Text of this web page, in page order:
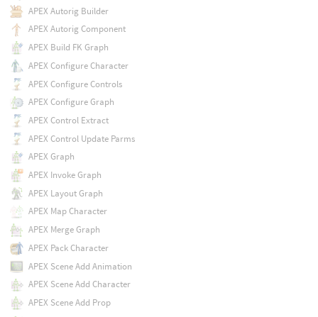
APEX Autorig Builder
APEX Autorig Component
APEX Build FK Graph
APEX Configure Character
APEX Configure Controls
APEX Configure Graph
APEX Control Extract
APEX Control Update Parms
APEX Graph
APEX Invoke Graph
APEX Layout Graph
APEX Map Character
APEX Merge Graph
APEX Pack Character
APEX Scene Add Animation
APEX Scene Add Character
APEX Scene Add Prop